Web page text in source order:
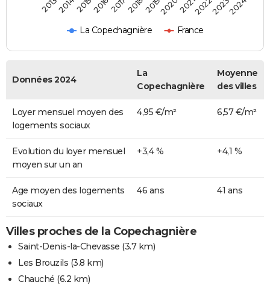
La Copechagnière France
201320142015201620172018201920202021202220232024
Données 2024
La
Copechagnière
Moyenne
des villes
Loyer mensuel moyen des
logements sociaux
4,95 €/m² 6,57 €/m²
Evolution du loyer mensuel
moyen sur un an
+3,4 % +4,1 %
Age moyen des logements
sociaux
46 ans 41 ans
Villes proches de la Copechagnière
Saint-Denis-la-Chevasse (3.7 km)
Les Brouzils (3.8 km)
Chauché (6.2 km)